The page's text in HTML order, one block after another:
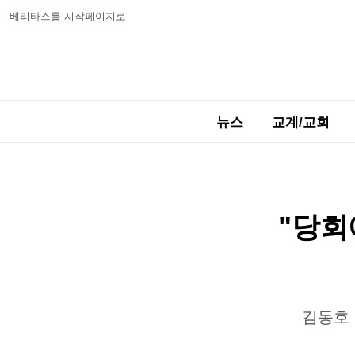
베리타스를 시작페이지로
뉴스 교계/교회
"당회
김동